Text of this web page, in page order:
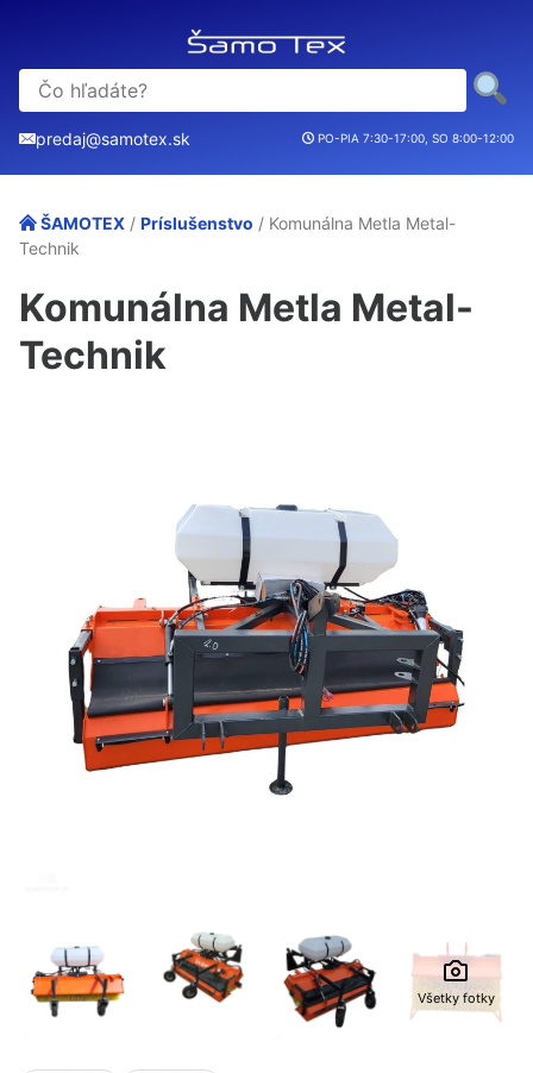
predaj@samotex.sk PO-PIA 7:30-17:00, SO 8:00-12:00
ŠAMOTEX / Príslušenstvo / Komunálna Metla Metal-
Technik
Komunálna Metla Metal-
Technik
Všetky fotky